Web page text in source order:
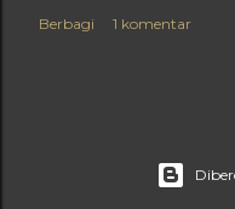
Berbagi 1 komentar